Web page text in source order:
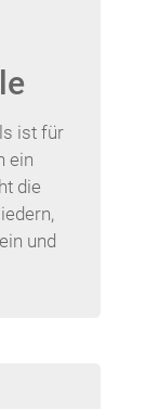
ist für
ein
die
und